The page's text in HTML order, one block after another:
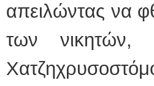
απειλώντας να
των νικητών,